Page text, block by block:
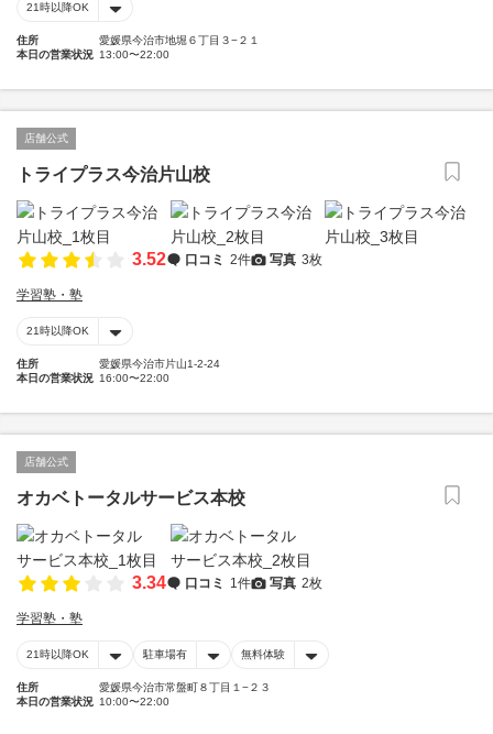
21時以降OK
住所
愛媛県今治市地堀６丁目３−２１
本日の営業状況 13:00〜22:00
店舗公式
トライプラス今治片山校
3.52 口コミ 2件 写真 3枚
学習塾・塾
21時以降OK
住所
愛媛県今治市片山1-2-24
本日の営業状況 16:00〜22:00
店舗公式
オカベトータルサービス本校
3.34 口コミ 1件 写真 2枚
学習塾・塾
21時以降OK 駐車場有 無料体験
住所
愛媛県今治市常盤町８丁目１−２３
本日の営業状況 10:00〜22:00